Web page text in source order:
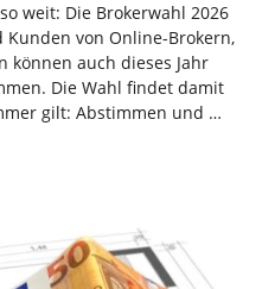
weit: Die Brokerwahl 2026
von Online-Brokern,
können auch dieses Jahr
Die Wahl findet damit
gilt: Abstimmen und …